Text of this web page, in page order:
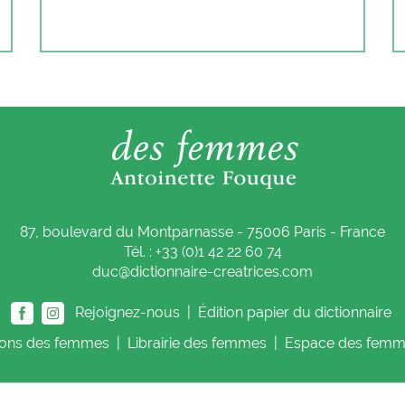
87, boulevard du Montparnasse - 75006 Paris - France
Tél. : +33 (0)1 42 22 60 74
duc@dictionnaire-creatrices.com
Rejoignez-nous |
Édition papier du dictionnaire
des femmes Librairie des femmes Espace des